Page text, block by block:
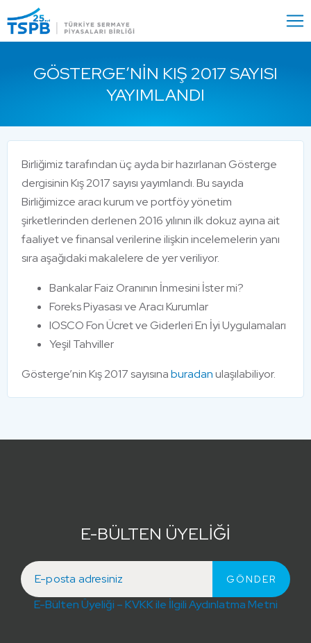
Close
GÖSTERGE’NIN KIŞ 2017 SAYISI
YAYIMLANDI
Birliğimiz tarafından üç ayda bir hazırlanan Gösterge
dergisinin Kış 2017 sayısı yayımlandı. Bu sayıda
Birliğimizce aracı kurum ve portföy yönetim
şirketlerinden derlenen 2016 yılının ilk dokuz ayına ait
faaliyet ve finansal verilerine ilişkin incelemelerin yanı
sıra aşağıdaki makalelere de yer veriliyor.
Bankalar Faiz Oranının İnmesini İster mi?
Foreks Piyasası ve Aracı Kurumlar
IOSCO Fon Ücret ve Giderleri En İyi Uygulamaları
Yeşil Tahviller
Gösterge’nin Kış 2017 sayısınaburadanulaşılabiliyor.
E-BÜLTEN ÜYELİĞİ
E-Bülten Üyeliği – KVKK ile İlgili Aydınlatma Metni